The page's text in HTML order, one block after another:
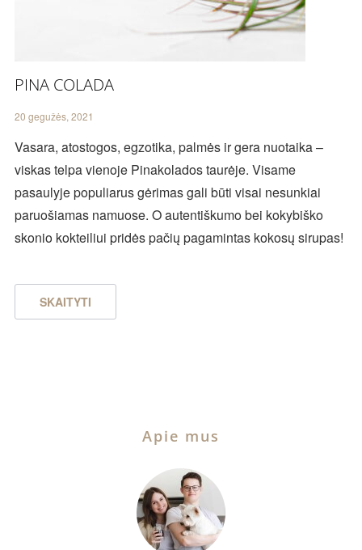
PINA COLADA
20 gegužės, 2021
Vasara, atostogos, egzotika, palmės ir gera nuotaika –
viskas telpa vienoje Pinakolados taurėje. Visame
pasaulyje populiarus gėrimas gali būti visai nesunkiai
paruošiamas namuose. O autentiškumo bei kokybiško
skonio kokteiliui pridės pačių pagamintas kokosų sirupas!
SKAITYTI
Apie mus